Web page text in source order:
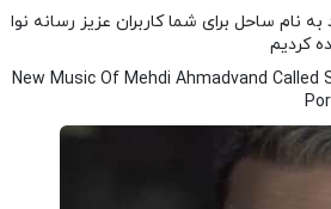
ساحل برای شما کاربران عزیز رسانه نوا
کردیم
New Music Of Mehdi Ahmadvand Called